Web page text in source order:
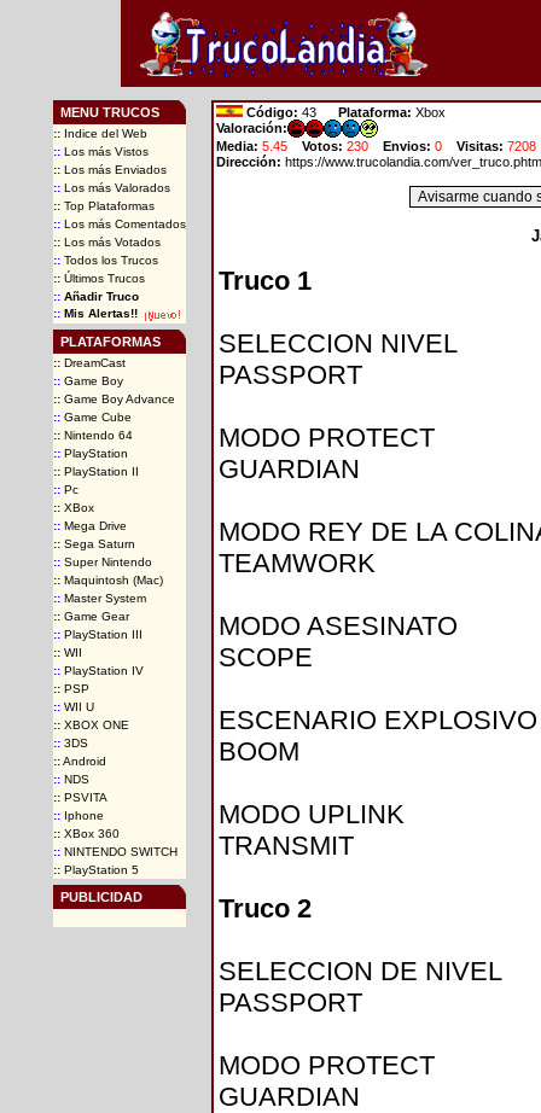
MENU TRUCOS
::Indice del Web
::Los más Vistos
::Los más Enviados
::Los más Valorados
::Top Plataformas
::Los más Comentados
::Los más Votados
::Todos los Trucos
::Últimos Trucos
:: Añadir Truco
:: Mis Alertas!!
PLATAFORMAS
::DreamCast
::Game Boy
::Game Boy Advance
::Game Cube
::Nintendo 64
::PlayStation
::PlayStation II
::Pc
::XBox
::Mega Drive
::Sega Saturn
::Super Nintendo
::Maquintosh (Mac)
::Master System
::Game Gear
::PlayStation III
::WII
::PlayStation IV
::PSP
::WII U
::XBOX ONE
::3DS
::Android
::NDS
::PSVITA
::Iphone
::XBox 360
::NINTENDO SWITCH
::PlayStation 5
PUBLICIDAD
Código: 43 Plataforma: Xbox
Valoración:
Media: 5.45 Votos: 230 Envios: 0 Visitas: 7208
Dirección: https://www.trucolandia.com/
Truco 1
SELECCION NIVEL
PASSPORT
MODO PROTECT
GUARDIAN
MODO REY DE LA
TEAMWORK
MODO ASESINATO
SCOPE
ESCENARIO EXPLOSIVO
BOOM
MODO UPLINK
TRANSMIT
Truco 2
SELECCION DE NIVEL
PASSPORT
MODO PROTECT
GUARDIAN